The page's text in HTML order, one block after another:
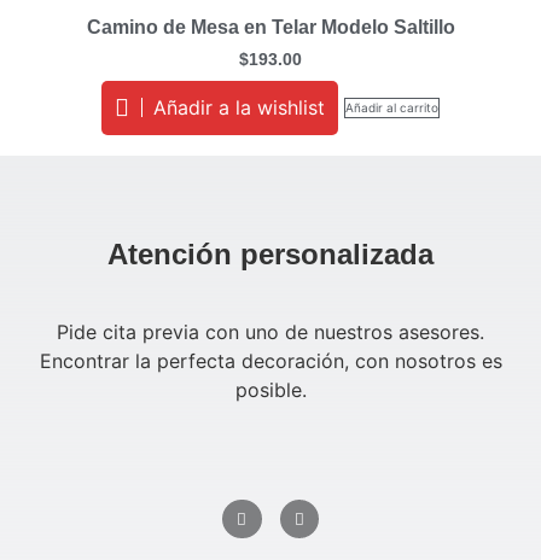
Camino de Mesa en Telar Modelo Saltillo
$193.00
Añadir a la wishlist Añadir al carrito
Atención personalizada
Pide cita previa con uno de nuestros asesores.
Encontrar la perfecta decoración, con nosotros es
posible.